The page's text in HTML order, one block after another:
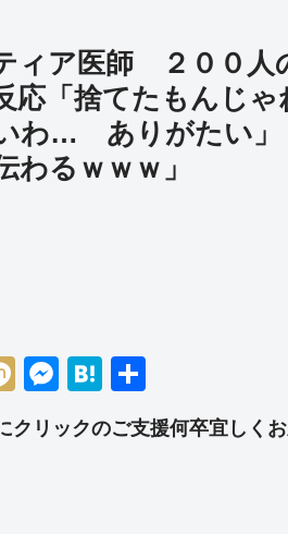
ィア医師 ２００人
「捨てたもんじゃ
わ… ありがたい」
わるｗｗｗ」
M
M
ss
H
e
有
リックのご支援何卒宜しく